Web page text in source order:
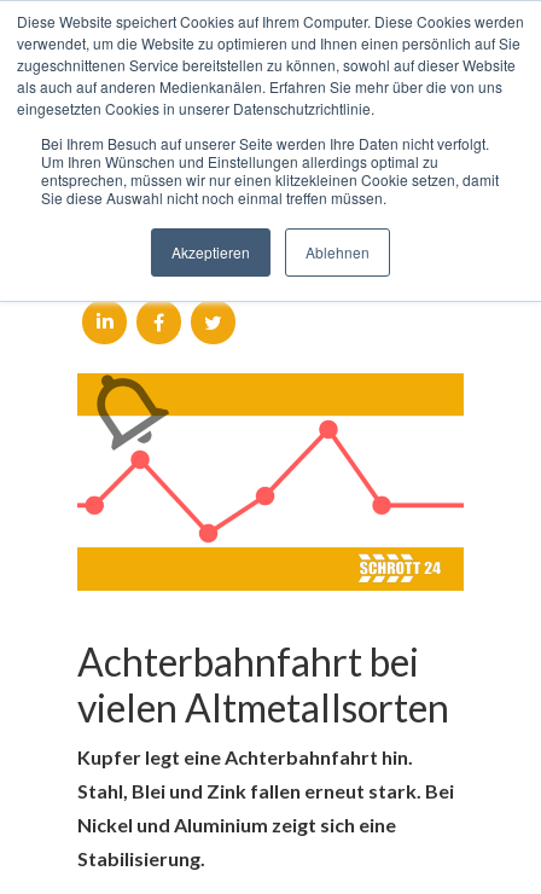
Diese Website speichert Cookies auf Ihrem Computer. Diese Cookies werden
verwendet, um die Website zu optimieren und Ihnen einen persönlich auf Sie
zugeschnittenen Service bereitstellen zu können, sowohl auf dieser Website
als auch auf anderen Medienkanälen. Erfahren Sie mehr über die von uns
eingesetzten Cookies in unserer Datenschutzrichtlinie.
Bei Ihrem Besuch auf unserer Seite werden Ihre Daten nicht verfolgt.
Um Ihren Wünschen und Einstellungen allerdings optimal zu
entsprechen, müssen wir nur einen klitzekleinen Cookie setzen, damit
Sie diese Auswahl nicht noch einmal treffen müssen.
Akzeptieren Ablehnen
Achterbahnfahrt bei
vielen Altmetallsorten
Gefällt Ihnen dieser Artikel?
Teilen Sie den Blog ganz
einfach!
Achterbahnfahrt bei
vielen Altmetallsorten
Kupfer legt eine Achterbahnfahrt hin.
Stahl, Blei und Zink fallen erneut stark. Bei
Nickel und Aluminium zeigt sich eine
Stabilisierung.